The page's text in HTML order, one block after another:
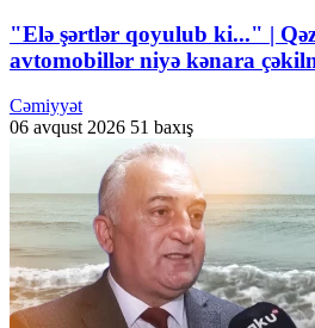
"Elə şərtlər qoyulub ki..." |
avtomobillər niyə kənara
Cəmiyyət
06 avqust 2026 51 baxış